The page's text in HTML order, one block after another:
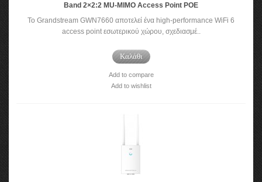
Band 2×2:2 MU-MIMO Access Point POE
To Grandstream GWN7660 αποτελεί ένα high-performance WiFi 6
access point εσωτερικού χώρου, σχεδιασμέ..
Καλάθι
Add to compare
Add to wishlist